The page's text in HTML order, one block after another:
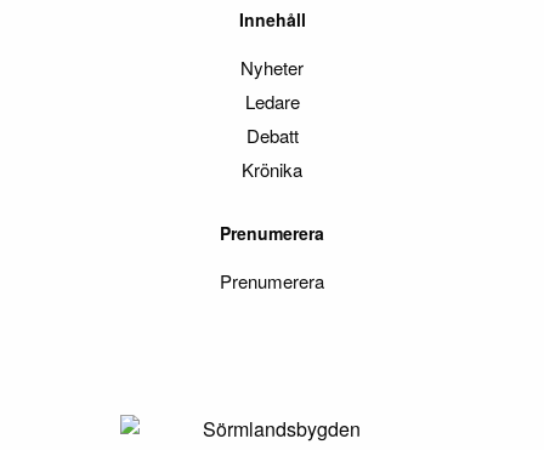
Innehåll
Nyheter
Ledare
Debatt
Krönika
Prenumerera
Prenumerera